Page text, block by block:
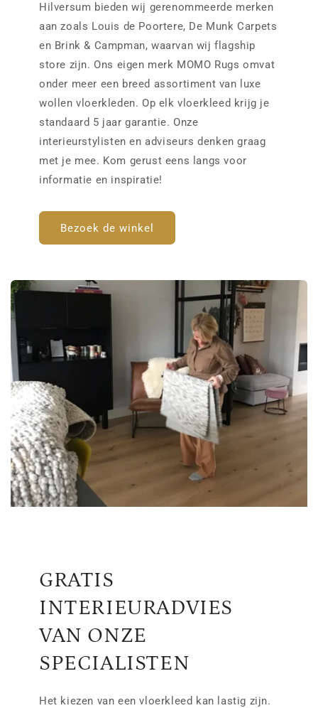
Hilversum bieden wij gerenommeerde merken
aan zoals Louis de Poortere, De Munk Carpets
en Brink & Campman, waarvan wij flagship
store zijn. Ons eigen merk MOMO Rugs omvat
onder meer een breed assortiment van luxe
wollen vloerkleden. Op elk vloerkleed krijg je
standaard 5 jaar garantie. Onze
interieurstylisten en adviseurs denken graag
met je mee. Kom gerust eens langs voor
informatie en inspiratie!
Bezoek de winkel
GRATIS
INTERIEURADVIES
VAN ONZE
SPECIALISTEN
Het kiezen van een vloerkleed kan lastig zijn.